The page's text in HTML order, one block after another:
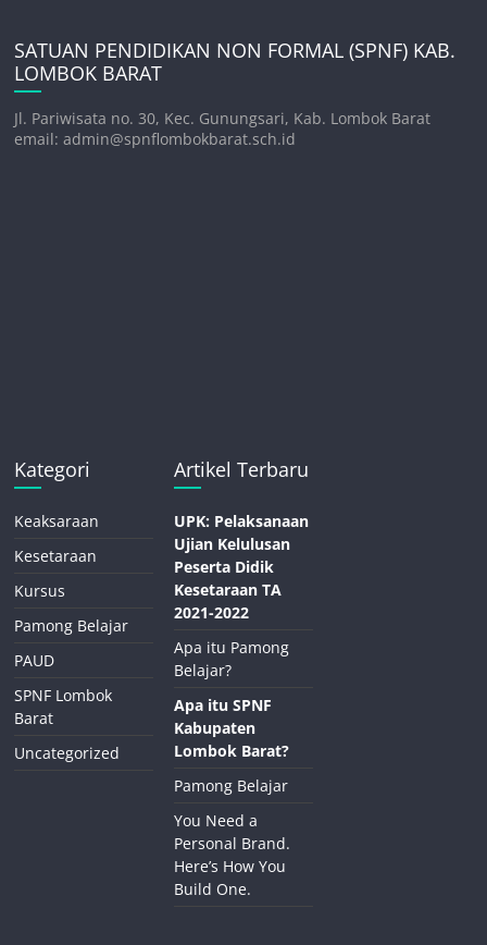
SATUAN PENDIDIKAN NON FORMAL (SPNF) KAB.
LOMBOK BARAT
Jl. Pariwisata no. 30, Kec. Gunungsari, Kab. Lombok Barat
email: admin@spnflombokbarat.sch.id
Kategori
Keaksaraan
Kesetaraan
Kursus
Pamong Belajar
PAUD
SPNF Lombok
Barat
Uncategorized
Artikel Terbaru
UPK: Pelaksanaan
Ujian Kelulusan
Peserta Didik
Kesetaraan TA
2021-2022
Apa itu Pamong
Belajar?
Apa itu SPNF
Kabupaten
Lombok Barat?
Pamong Belajar
You Need a
Personal Brand.
Here’s How You
Build One.